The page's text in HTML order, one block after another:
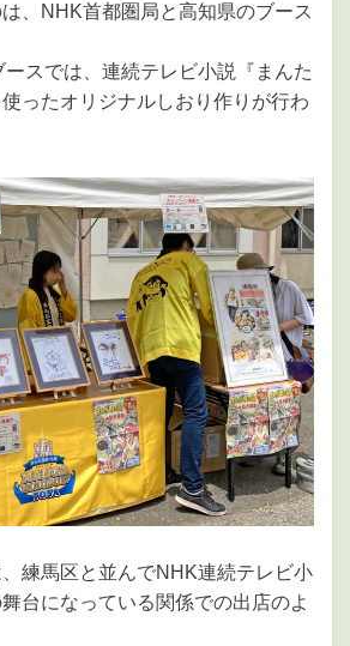
、NHK首都圏局と高知県のブース
スでは、連続テレビ小説『まんた
ったオリジナルしおり作りが行わ
練馬区と並んでNHK連続テレビ小
台になっている関係での出店のよ